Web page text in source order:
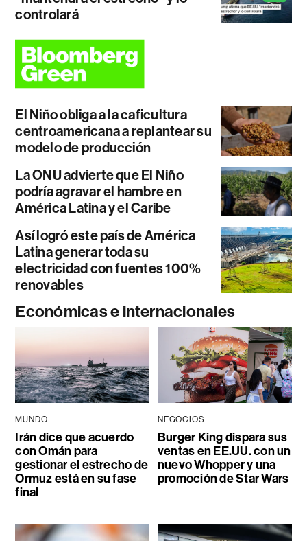
controlará
El Niño obliga a la caficultura
centroamericana a replantear su
modelo de producción
La ONU advierte que El Niño
podría agravar el hambre en
América Latina y el Caribe
Así logró este país de América
Latina generar toda su
electricidad con fuentes 100%
renovables
Económicas e internacionales
MUNDO
Irán dice que acuerdo
con Omán para
gestionar el estrecho de
Ormuz está en su fase
final
NEGOCIOS
Burger King dispara sus
ventas en EE.UU. con un
nuevo Whopper y una
promoción de Star Wars